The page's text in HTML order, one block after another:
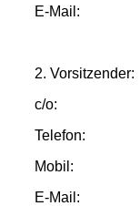
E-Mail
2.
c/o:
Mobil: +49
E-Mail